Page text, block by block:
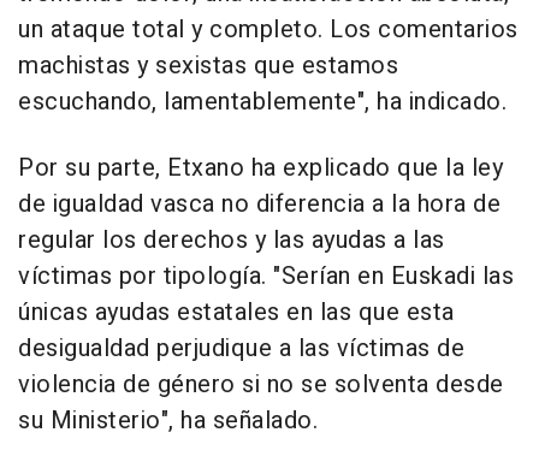
un ataque total y completo. Los comentarios
machistas y sexistas que estamos
escuchando, lamentablemente", ha indicado.
Por su parte, Etxano ha explicado que la ley
de igualdad vasca no diferencia a la hora de
regular los derechos y las ayudas a las
víctimas por tipología. "Serían en Euskadi las
únicas ayudas estatales en las que esta
desigualdad perjudique a las víctimas de
violencia de género si no se solventa desde
su Ministerio", ha señalado.